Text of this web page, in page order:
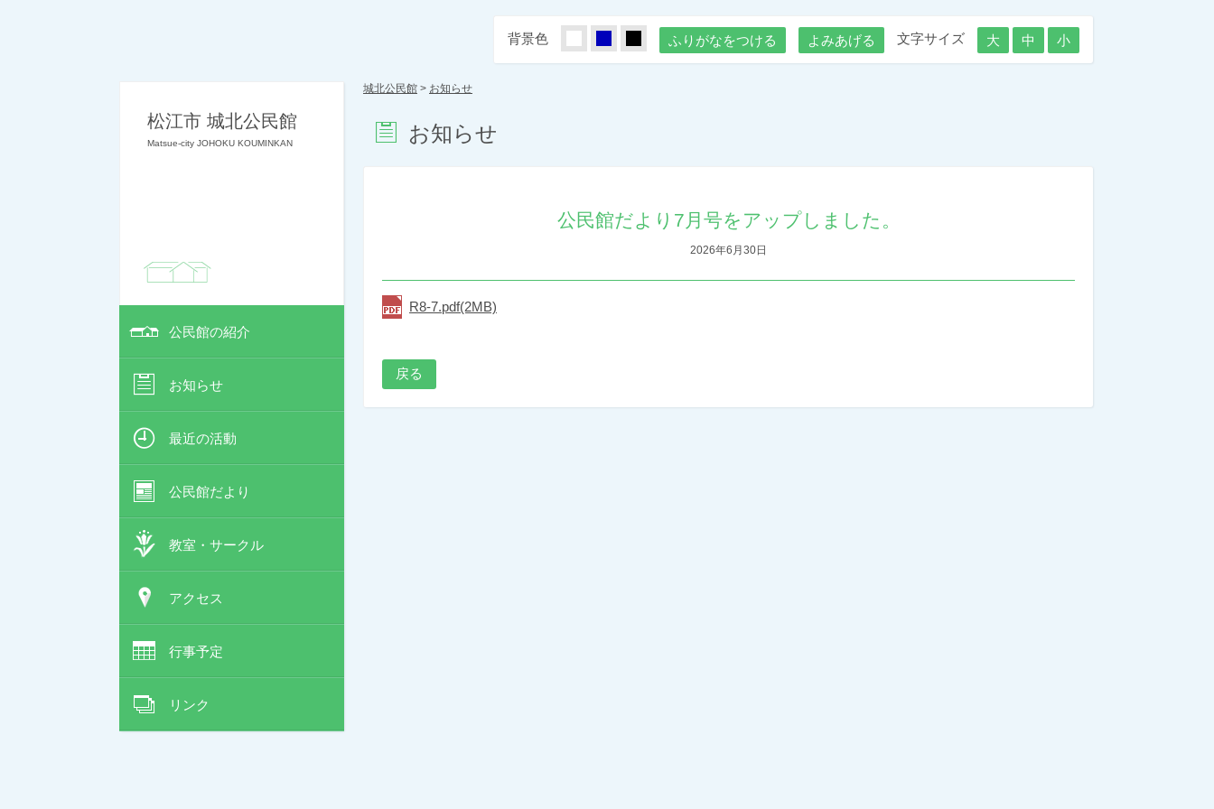
松江市 城北公民館
Matsue-city JOHOKU KOUMINKAN
公民館の紹介
お知らせ
最近の活動
公民館だより
教室・サークル
アクセス
行事予定
リンク
背景色 ふりがなをつける よみあげる 文字サイズ 大 中 小
城北公民館 > お知らせ
お知らせ
公民館だより7月号をアップしました。
2026年6月30日
R8-7.pdf(2MB)
戻る